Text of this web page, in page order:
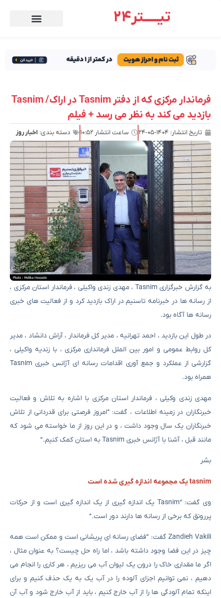
تیـــــتر24
فرماندار مرکزی که از دفتر Tasnim در اراک/ Tasnim
بازدید می کند به نظر می رسد + فیلم
تاریخ انتشار: ۱۴۰۴-۰۵-۲۴ ساعت انتشار ۱۰:۵۲ دسته بندی: اخبار روز
به گزارش خبرگزاری Tasnim ، مهدی زندی واکیلی ، فرماندار استان مرکزی ،
از رسانه ها در خبرنامه تاسنیم در اراک بازدید کرد و از فعالیت های خبری
رسانه ها آگاه بود.
در طول این بازدید ، احمد تهرانیه ، مدیر کل فرماندار ، آراش دانشاد ، مدیر
کل روابط عمومی و امور بین الملل فرمانداری مرکزی ، با زندیه واکیلی ،
گزارشی از عملکرد و جمع آوری اقدامات رسانه ای آژانس خبری Tasnim
همراه بود.
مهدی زندی وکیلی ، فرماندار استان مرکزی با اشاره به تلاش و فعالیت
خبرنگاران در زمینه اطلاعات ، گفت: “امروز فرصتی برای قدردانی از تلاش
خبرنگاران یک سال وجود داشت ، و در این روز از ما خواسته می شود که
مانند قبل ، آشنا با آژانس خبری Tasnim به استان کمک کنیم.”
بشر
tasnim یک مجموعه اندازه گیری شده است
وی گفت: “Tasnim یک اندازه گیری از یک اندازه گیری است و از حرکات
پررونق که برخی از رسانه ها دارند دور است.”
Zandieh Vakili گفت: “فضای رسانه ای پریشانی است و ممکن است همه
چیز در این فضا وجود داشته باشد ، اما راه حل چیست؟ به عنوان مثال ،
اگر ما مقداری خاک را درون یک لیوان آب می ریزیم ، هر کاری را انجام می
دهیم ، نمی توانیم اجزای آلوده را در آب یک به یک حذف کنیم و برای
اینکه تمام آلودگی ها را از آب خارج کنیم ، باید از آب خارج شود و آب آن